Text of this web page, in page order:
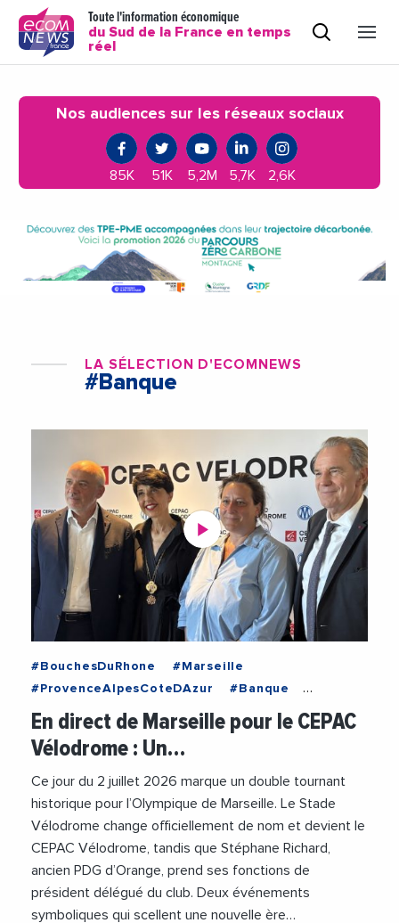
Toute l'information économique
du Sud de la France en temps
réel
Nos audiences sur les réseaux sociaux
85K 51K 5,2M 5,7K 2,6K
LA SÉLECTION D'ECOMNEWS
#Banque
#BouchesDuRhone
#Marseille
#ProvenceAlpesCoteDAzur
#Banque
#CaisseDEpargne
#CaisseEpargneCEPAC
#CultureSport
#Inclusivite
#Jeunesse
#OlympiqueMarseille
#StephaneRichard
#VelodromeMarseille
#Videos
En direct de Marseille pour le CEPAC
Vélodrome : Un…
Ce jour du 2 juillet 2026 marque un double tournant
historique pour l’Olympique de Marseille. Le Stade
Vélodrome change officiellement de nom et devient le
CEPAC Vélodrome, tandis que Stéphane Richard,
ancien PDG d’Orange, prend ses fonctions de
président délégué du club. Deux événements
symboliques qui scellent une nouvelle ère…